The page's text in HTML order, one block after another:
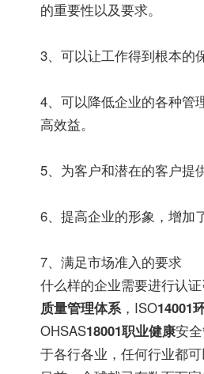
的重要性以及要求。
3、可以让工作得到根本的
4、可以降低企业的各种管
高效益。
5、为客户和潜在的客户提
6、提高企业的形象，增加
7、满足市场准入的要求
什么样的企业需要进行认证
质量管理体系，ISO14001
OHSAS18001职业健康安
于各行各业，任何行业都可